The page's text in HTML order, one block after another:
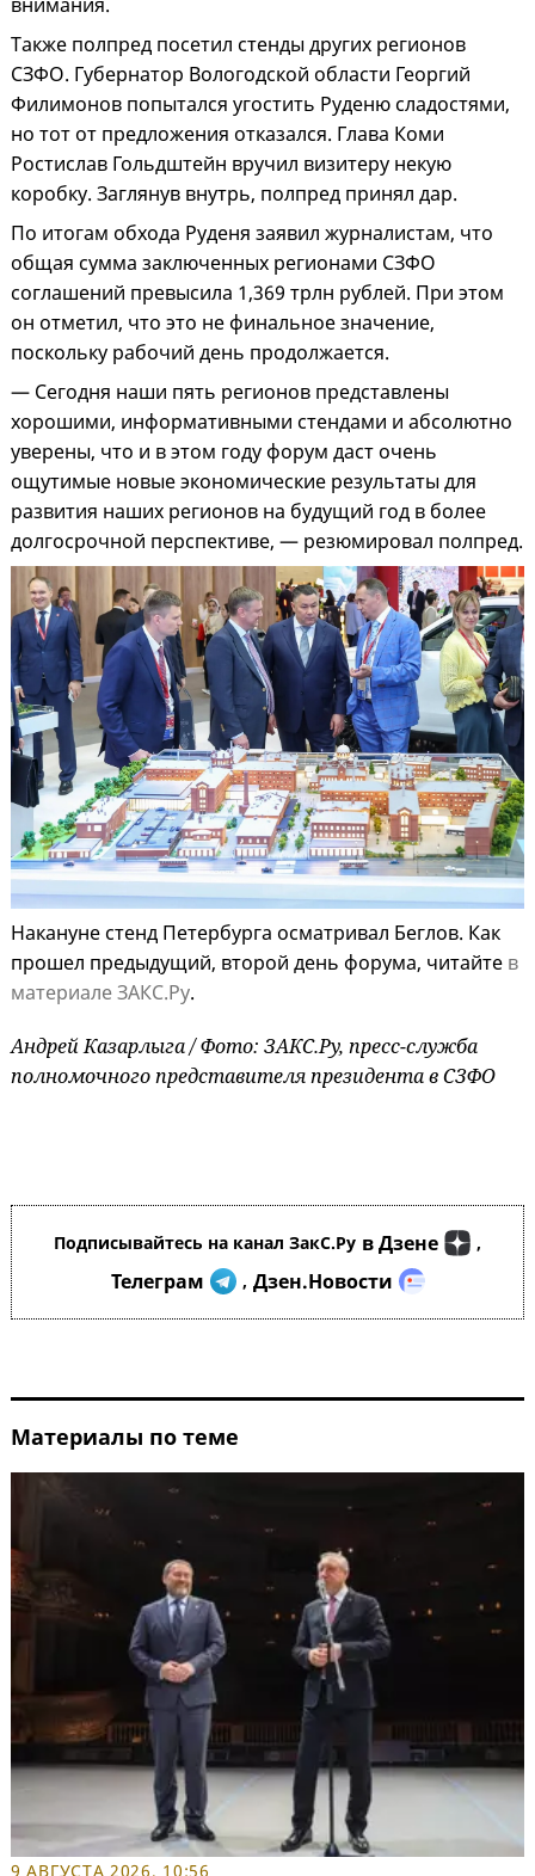
Также полпред посетил стенды других регионов
СЗФО. Губернатор Вологодской области Георгий
Филимонов попытался угостить Руденю сладостями,
но тот от предложения отказался. Глава Коми
Ростислав Гольдштейн вручил визитеру некую
коробку. Заглянув внутрь, полпред принял дар.
По итогам обхода Руденя заявил журналистам, что
общая сумма заключенных регионами СЗФО
соглашений превысила 1,369 трлн рублей. При этом
он отметил, что это не финальное значение,
поскольку рабочий день продолжается.
— Сегодня наши пять регионов представлены
хорошими, информативными стендами и абсолютно
уверены, что и в этом году форум даст очень
ощутимые новые экономические результаты для
развития наших регионов на будущий год в более
долгосрочной перспективе, — резюмировал полпред.
Накануне стенд Петербурга осматривал Беглов. Как
прошел предыдущий, второй день форума, читайте в
материале ЗАКС.Ру.
Андрей Казарлыга / Фото: ЗАКС.Ру, пресс-служба
полномочного представителя президента в СЗФО
Подписывайтесь на канал ЗакС.Ру в Дзене ,
Телеграм , Дзен.Новости
Материалы по теме
9 АВГУСТА 2026, 10:56